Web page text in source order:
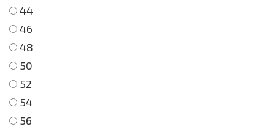
44
46
48
50
52
54
56